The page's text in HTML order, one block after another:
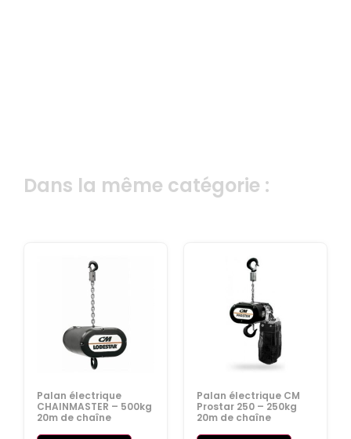
Dans la même catégorie :
Palan électrique
CHAINMASTER – 500kg
20m de chaîne
Palan électrique CM
Prostar 250 – 250kg
20m de chaîne